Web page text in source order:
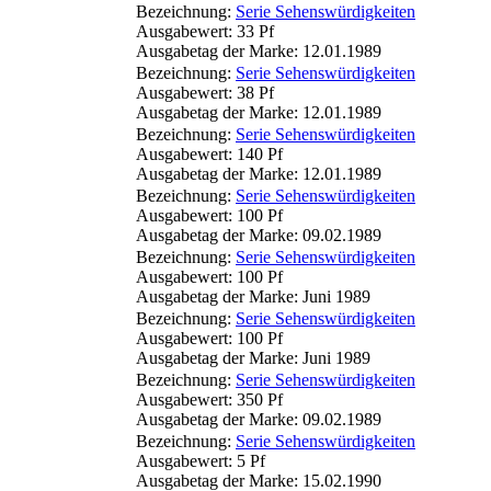
Bezeichnung: Serie Sehenswürdigkeiten
Ausgabewert: 33 Pf
Ausgabetag der Marke: 12.01.1989
Bezeichnung: Serie Sehenswürdigkeiten
Ausgabewert: 38 Pf
Ausgabetag der Marke: 12.01.1989
Bezeichnung: Serie Sehenswürdigkeiten
Ausgabewert: 140 Pf
Ausgabetag der Marke: 12.01.1989
Bezeichnung: Serie Sehenswürdigkeiten
Ausgabewert: 100 Pf
Ausgabetag der Marke: 09.02.1989
Bezeichnung: Serie Sehenswürdigkeiten
Ausgabewert: 100 Pf
Ausgabetag der Marke: Juni 1989
Bezeichnung: Serie Sehenswürdigkeiten
Ausgabewert: 100 Pf
Ausgabetag der Marke: Juni 1989
Bezeichnung: Serie Sehenswürdigkeiten
Ausgabewert: 350 Pf
Ausgabetag der Marke: 09.02.1989
Bezeichnung: Serie Sehenswürdigkeiten
Ausgabewert: 5 Pf
Ausgabetag der Marke: 15.02.1990